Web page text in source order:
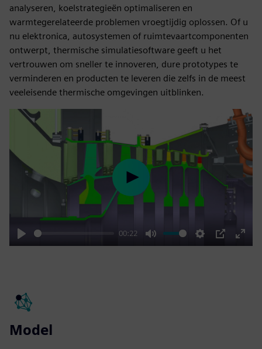
analyseren, koelstrategieën optimaliseren en
warmtegerelateerde problemen vroegtijdig oplossen. Of u
nu elektronica, autosystemen of ruimtevaartcomponenten
ontwerpt, thermische simulatiesoftware geeft u het
vertrouwen om sneller te innoveren, dure prototypes te
verminderen en producten te leveren die zelfs in de meest
veeleisende thermische omgevingen uitblinken.
Play
00:22
Mute Settings
PIP
Enter
Play
Model